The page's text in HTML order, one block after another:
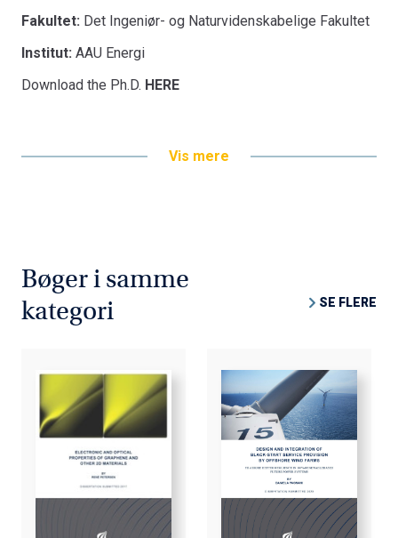
Fakultet: Det Ingeniør- og Naturvidenskabelige Fakultet
Institut: AAU Energi
Download the Ph.D. HERE
Vis mere
Bøger i samme
kategori
SE FLERE